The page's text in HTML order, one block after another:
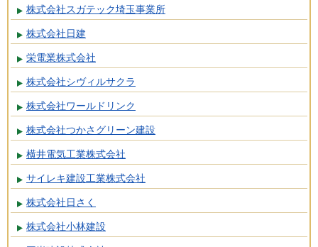
株式会社スガテック埼玉事業所
株式会社日建
栄電業株式会社
株式会社シヴィルサクラ
株式会社ワールドリンク
株式会社つかさグリーン建設
横井電気工業株式会社
サイレキ建設工業株式会社
株式会社日さく
株式会社小林建設